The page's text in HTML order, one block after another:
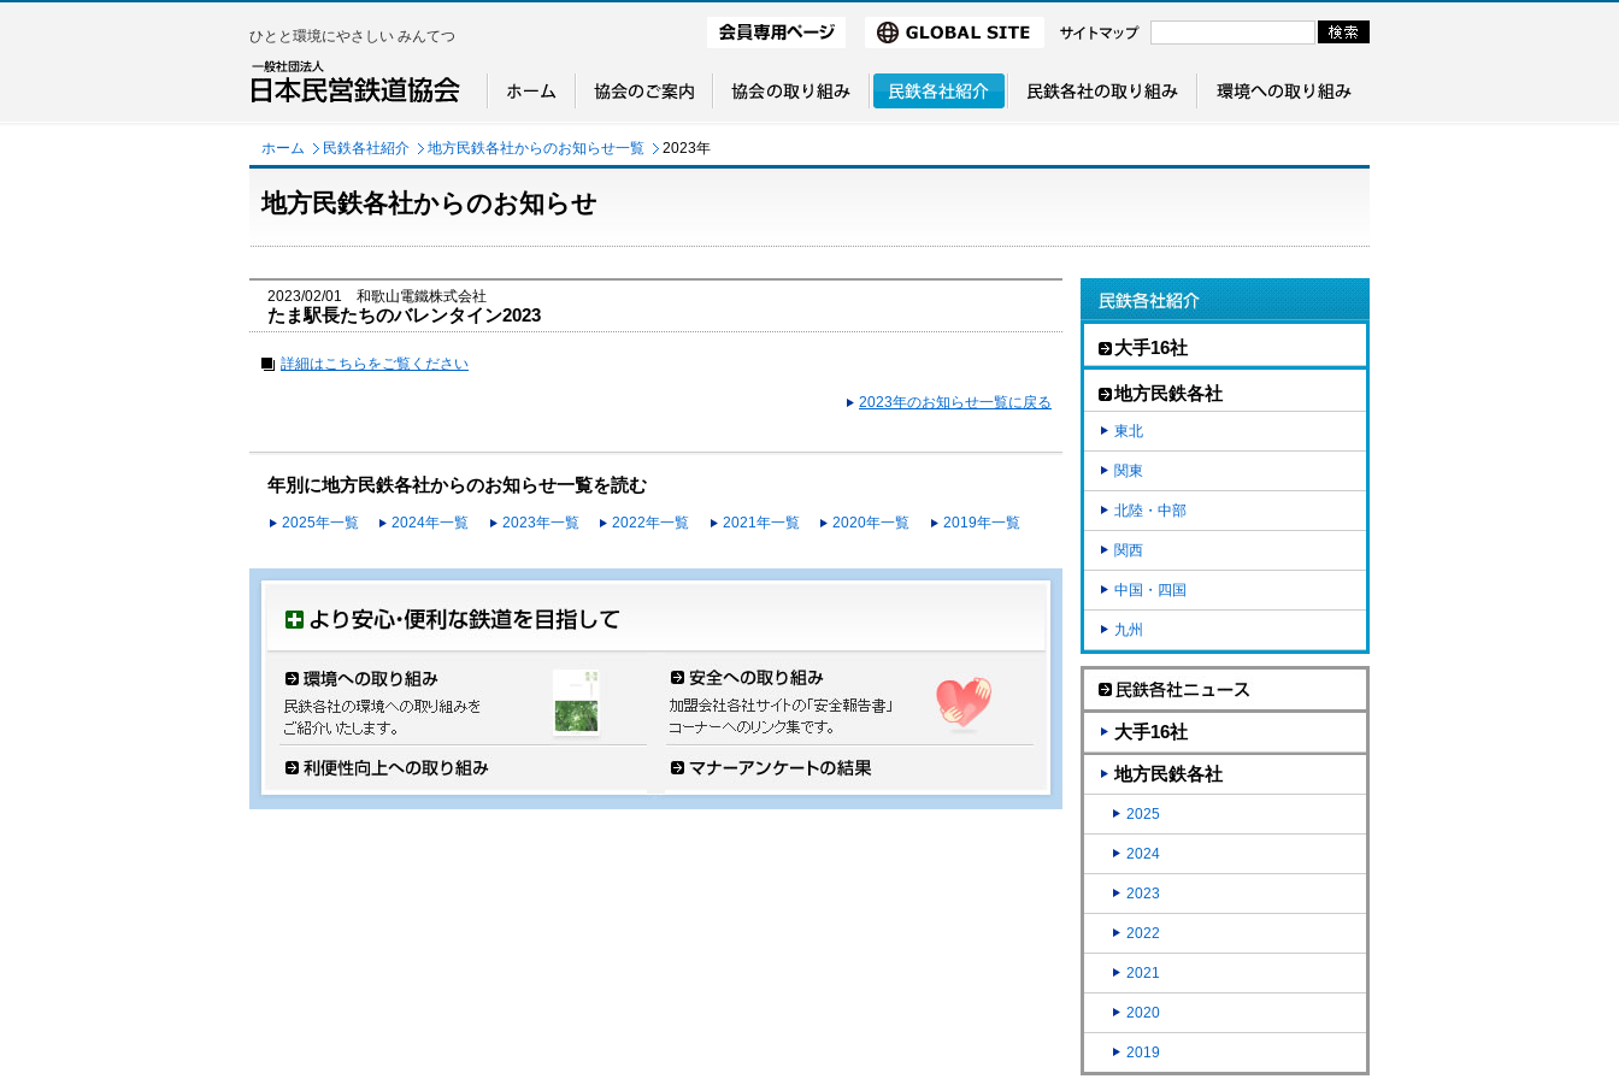
ひとと環境にやさしい みんてつ
ホーム 民鉄各社紹介 地方民鉄各社からのお知らせ一覧 2023年
地方民鉄各社からのお知らせ
2023/02/01 和歌山電鐵株式会社
たま駅長たちのバレンタイン2023
詳細はこちらをご覧ください
2023年のお知らせ一覧に戻る
年別に地方民鉄各社からのお知らせ一覧を読む
2025年一覧 2024年一覧 2023年一覧 2022年一覧 2021年一覧 2020年一覧 2019年一覧
大手16社
地方民鉄各社
東北
関東
北陸・中部
関西
中国・四国
九州
大手16社
地方民鉄各社
2025
2024
2023
2022
2021
2020
2019